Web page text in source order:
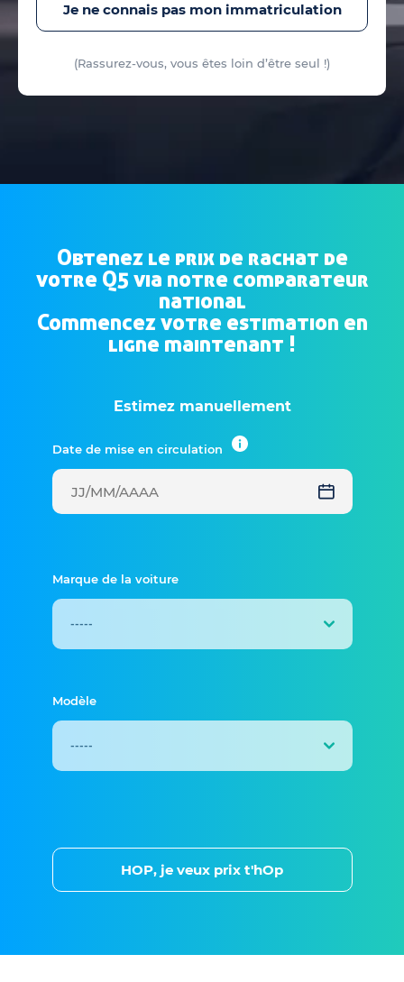
Je ne connais pas mon immatriculation
(Rassurez-vous, vous êtes loin d’être seul !)
Obtenez le prix de rachat de
votre Q5 via notre comparateur
national
Commencez votre estimation en
ligne maintenant !
Estimez manuellement
Date de mise en circulation
Marque de la voiture
Modèle
HOP, je veux prix t'hOp